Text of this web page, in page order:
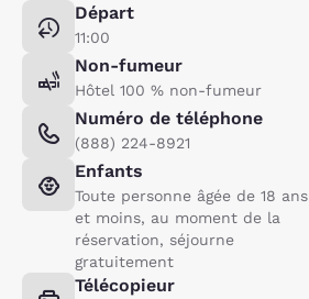
Départ
11:00
Non-fumeur
Hôtel 100 % non-fumeur
Numéro de téléphone
(888) 224-8921
Enfants
Toute personne âgée de 18 ans
et moins, au moment de la
réservation, séjourne
gratuitement
Télécopieur